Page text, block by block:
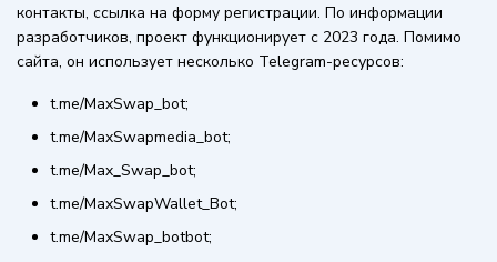
контакты, ссылка на форму регистрации. По информации
разработчиков, проект функционирует с 2023 года. Помимо
сайта, он использует несколько Telegram-ресурсов:
t.me/MaxSwap_bot;
t.me/MaxSwapmedia_bot;
t.me/Max_Swap_bot;
t.me/MaxSwapWallet_Bot;
t.me/MaxSwap_botbot;